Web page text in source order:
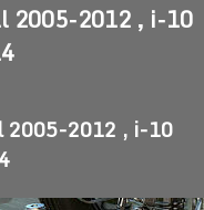
2005-2012 , i-10
2005-2012 , i-10